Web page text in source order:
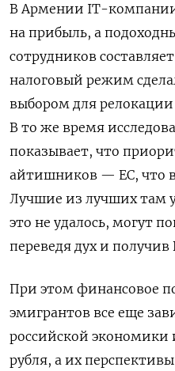
В Армении IT-
на прибыль, а
сотрудников
налоговый режим
выбором для
В то же время
показывает, что
айтишников — ЕС, что
Лучшие из лучших там
это не удалось, могут
переведя дух и
При этом финансовое
эмигрантов все еще
российской экономики
рубля, а их